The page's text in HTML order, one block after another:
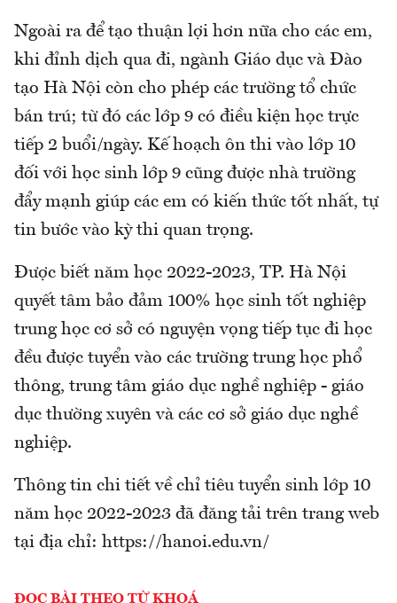
Ngoài ra để tạo thuận lợi hơn nữa cho các em,
khi đỉnh dịch qua đi, ngành Giáo dục và Đào
tạo Hà Nội còn cho phép các trường tổ chức
bán trú; từ đó các lớp 9 có điều kiện học trực
tiếp 2 buổi/ngày. Kế hoạch ôn thi vào lớp 10
đối với học sinh lớp 9 cũng được nhà trường
đẩy mạnh giúp các em có kiến thức tốt nhất, tự
tin bước vào kỳ thi quan trọng.
Được biết năm học 2022-2023, TP. Hà Nội
quyết tâm bảo đảm 100% học sinh tốt nghiệp
trung học cơ sở có nguyện vọng tiếp tục đi học
đều được tuyển vào các trường trung học phổ
thông, trung tâm giáo dục nghề nghiệp - giáo
dục thường xuyên và các cơ sở giáo dục nghề
nghiệp.
Thông tin chi tiết về chỉ tiêu tuyển sinh lớp 10
năm học 2022-2023 đã đăng tải trên trang web
tại địa chỉ: https://hanoi.edu.vn/
ĐỌC BÀI THEO TỪ KHOÁ